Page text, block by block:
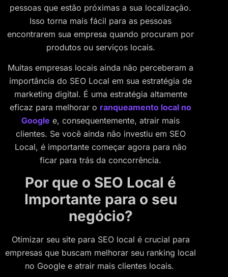
pessoas que estão próximas a sua localização.
Isso torna mais fácil para as pessoas
encontrarem sua empresa quando procuram por
produtos ou serviços locais.
Muitas empresas locais ainda não perceberam a
importância do SEO Local em sua estratégia de
marketing digital. É uma estratégia altamente
eficaz para melhorar o ranqueamento local no
Google e, consequentemente, atrair mais
clientes. Se você ainda não investiu em SEO
Local, é importante começar agora para não
ficar para trás da concorrência.
Por que o SEO Local é
Importante para o seu
negócio?
Otimizar seu site para SEO local é crucial para
empresas que buscam melhorar seu ranking local
no Google e atrair mais clientes locais.